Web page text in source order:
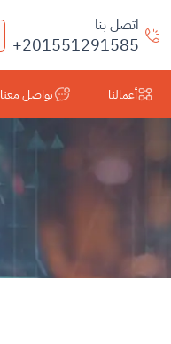
اتصل بنا
+201551291585
أعمالنا تواصل معنا